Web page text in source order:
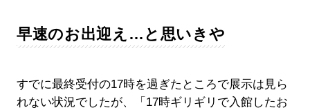
早速のお出迎え…と思いきや
すでに最終受付の17時を過ぎたところで展示は見ら
れない状況でしたが、「17時ギリギリで入館したお